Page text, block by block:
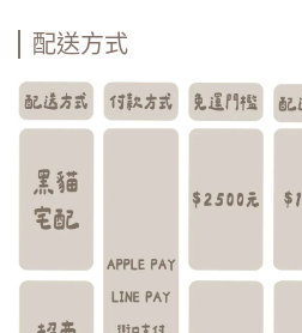
配送方式